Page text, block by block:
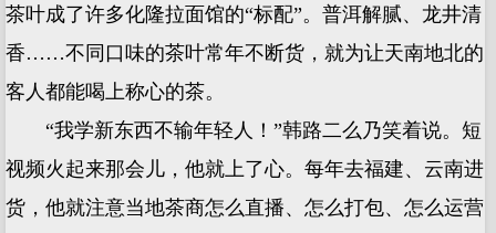
茶叶成了许多化隆拉面馆的“标配”。普洱解腻、龙井清
香……不同口味的茶叶常年不断货，就为让天南地北的
客人都能喝上称心的茶。
“我学新东西不输年轻人！”韩路二么乃笑着说。短
视频火起来那会儿，他就上了心。每年去福建、云南进
货，他就注意当地茶商怎么直播、怎么打包、怎么运营